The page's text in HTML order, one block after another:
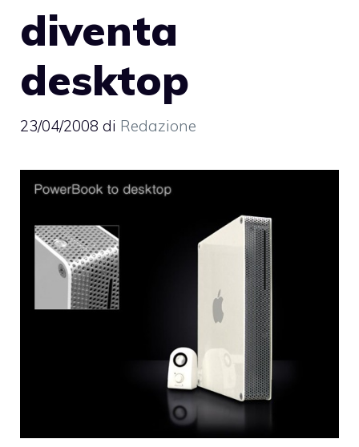
diventa
desktop
23/04/2008 di Redazione